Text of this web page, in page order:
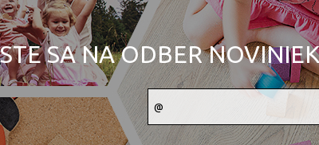
SA NA ODBER